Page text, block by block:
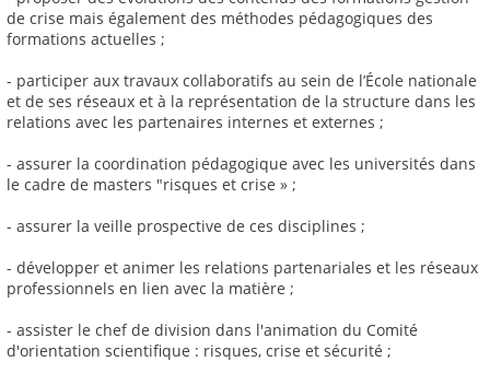
de crise mais également des méthodes pédagogiques des
formations actuelles ;
- participer aux travaux collaboratifs au sein de l’École nationale
et de ses réseaux et à la représentation de la structure dans les
relations avec les partenaires internes et externes ;
- assurer la coordination pédagogique avec les universités dans
le cadre de masters "risques et crise » ;
- assurer la veille prospective de ces disciplines ;
- développer et animer les relations partenariales et les réseaux
professionnels en lien avec la matière ;
- assister le chef de division dans l'animation du Comité
d'orientation scientifique : risques, crise et sécurité ;